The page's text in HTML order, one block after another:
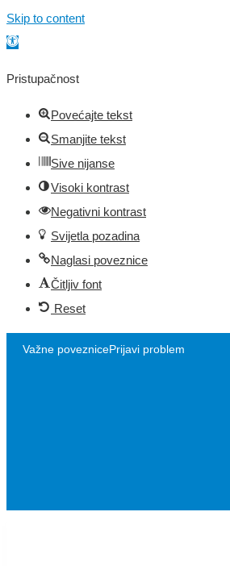
Skip to content
Open toolbar
Pristupačnost
Povećajte tekst
Smanjite tekst
Sive nijanse
Visoki kontrast
Negativni kontrast
Svijetla pozadina
Naglasi poveznice
Čitljiv font
Reset
Važne poveznicePrijavi problem